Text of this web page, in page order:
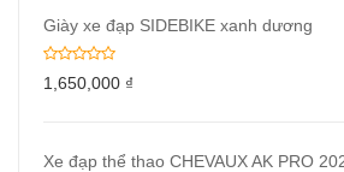
Giày xe đạp SIDEBIKE xanh dương
1,650,000 ₫
Xe đạp thể thao CHEVAUX AK PRO